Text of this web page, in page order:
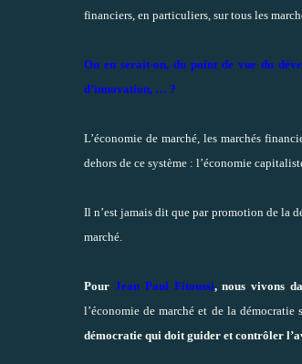
financiers, en particuliers, sur tous les
Ou en serait-on, du point de vue du
d’innovation, … ?
L’économie de marché, les marchés
dehors de ce système : l’économie
Il n’est jamais dit que par promotion de la
marché.
Pour Jean Paul Fitoussi, nous vivons
l’économie de marché et de la
démocratie qui doit guider et contrôler